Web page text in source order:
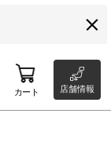
カート 店舗情報